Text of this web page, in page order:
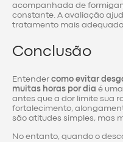
acompanhada de
constante. A avaliação
tratamento mais adequado.
Conclusão
Entender como evitar
muitas horas por dia é
antes que a dor limite sua
fortalecimento,
são atitudes simples, mas
No entanto, quando o